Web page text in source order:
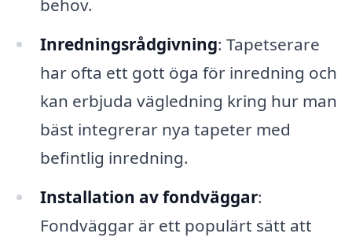
behov.
Inredningsrådgivning: Tapetserare
har ofta ett gott öga för inredning och
kan erbjuda vägledning kring hur man
bäst integrerar nya tapeter med
befintlig inredning.
Installation av fondväggar:
Fondväggar är ett populärt sätt att